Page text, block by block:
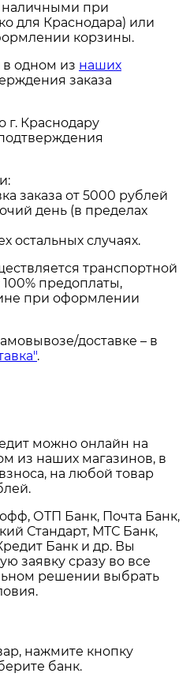
наличными при
для Краснодара) или
корзины.
в одном из наших
заказа
г. Краснодару
заказа от 5000 рублей
день (в пределах
остальных случаях.
транспортной
предоплаты,
при оформлении
доставке – в
.
можно онлайн на
из наших магазинов, в
на любой товар
ОТП Банк, Почта Банк,
Стандарт, МТС Банк,
Банк и др. Вы
заявку сразу во все
решении выбрать
нажмите кнопку
банк.